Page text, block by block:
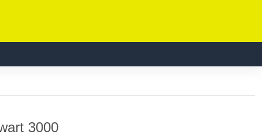
3000